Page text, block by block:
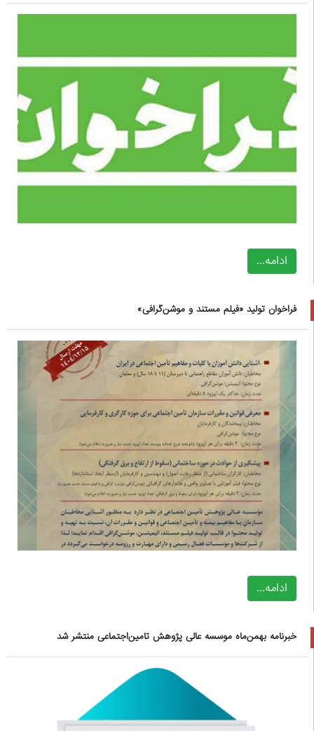
ادامه...
فراخوان تولید «فیلم مستند و موشن‌گرافی»
ادامه...
خبرنامه بهمن‌ماه موسسه عالی پژوهش تامین‌اجتماعی منتشر شد